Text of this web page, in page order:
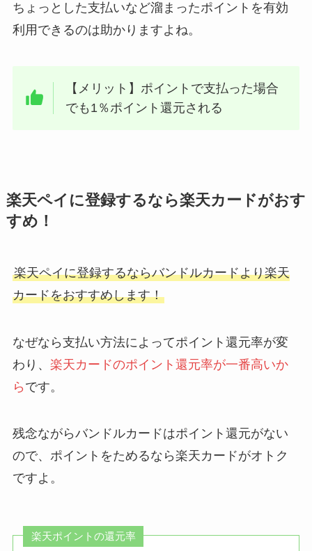
ちょっとした支払いなど溜まったポイントを有効
利用できるのは助かりますよね。
【メリット】ポイントで支払った場合
でも1％ポイント還元される
楽天ペイに登録するなら楽天カードがおす
すめ！
楽天ペイに登録するならバンドルカードより楽天
カードをおすすめします！
なぜなら支払い方法によってポイント還元率が変
わり、 楽天カードのポイント還元率が一番高いか
ら です。
残念ながらバンドルカードはポイント還元がない
ので、ポイントをためるなら楽天カードがオトク
ですよ。
楽天ポイントの還元率